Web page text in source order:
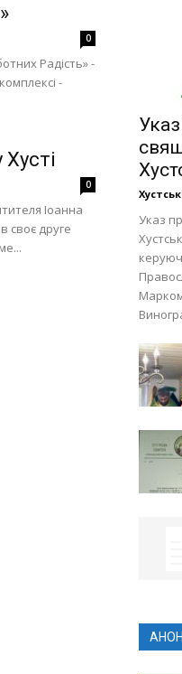
0
Радість» -
-
0
Іоанна
своє друге
Указ